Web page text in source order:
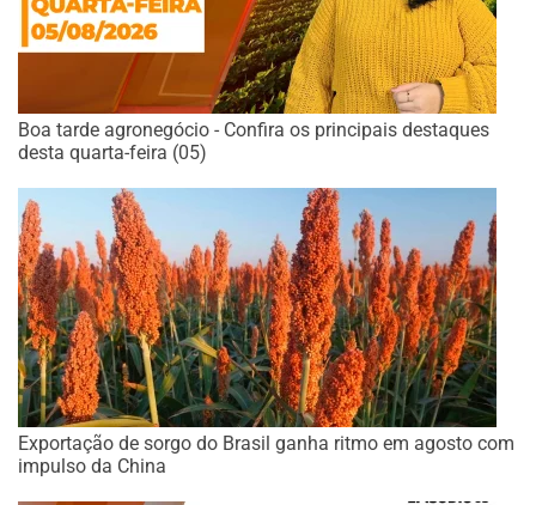
Boa tarde agronegócio - Confira os principais destaques
desta quarta-feira (05)
Exportação de sorgo do Brasil ganha ritmo em agosto com
impulso da China